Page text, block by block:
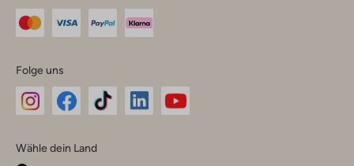
Folge uns
Instagram
Facebook
TikTok
Wähle dein Land